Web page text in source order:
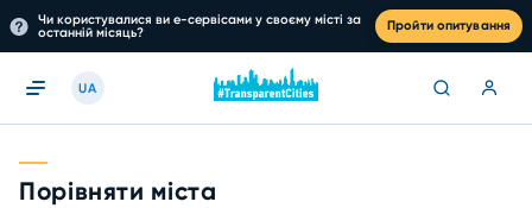
Чи користувалися ви е-сервісами у своєму місті за
останній місяць?
Пройти опитування
UA
Порівняти міста